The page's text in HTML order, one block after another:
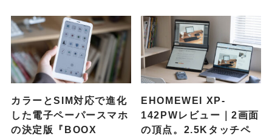
カラーとSIM対応で進化
した電子ペーパースマホ
の決定版『BOOX
EHOMEWEI XP-
142PWレビュー｜2画面
の頂点。2.5Kタッチペ